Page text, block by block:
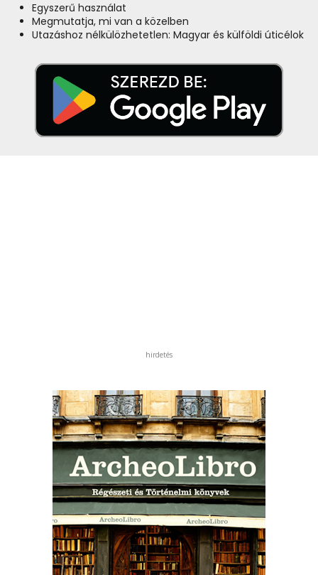
Egyszerű használat
Megmutatja, mi van a közelben
Utazáshoz nélkülözhetetlen: Magyar és külföldi úticélok
hirdetés